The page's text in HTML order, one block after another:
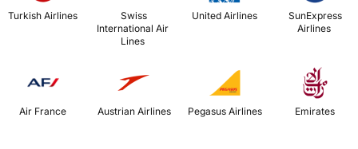
Turkish Airlines
International Air
Lines
United Airlines
Airlines
Air France Austrian Airlines Emirates